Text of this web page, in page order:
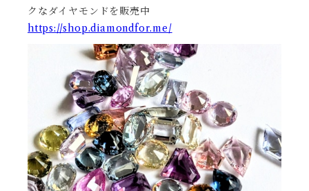
クなダイヤモンドを販売中
https://shop.diamondfor.me/